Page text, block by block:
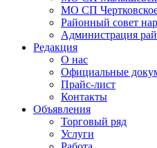
МО СП
Районный совет
Администрация
Редакция
О нас
Официальные
Прайс-лист
Контакты
Объявления
Торговый ряд
Услуги